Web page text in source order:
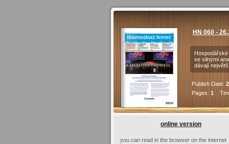
HN 060 -
se silnými
dávají
Publish Date:
Pages: 1
online version
you can read in the browser on the internet